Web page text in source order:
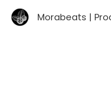
Morabeats |